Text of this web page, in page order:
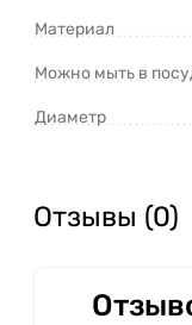
Материал
Можно мыть в
Диаметр
Отзывы (0)